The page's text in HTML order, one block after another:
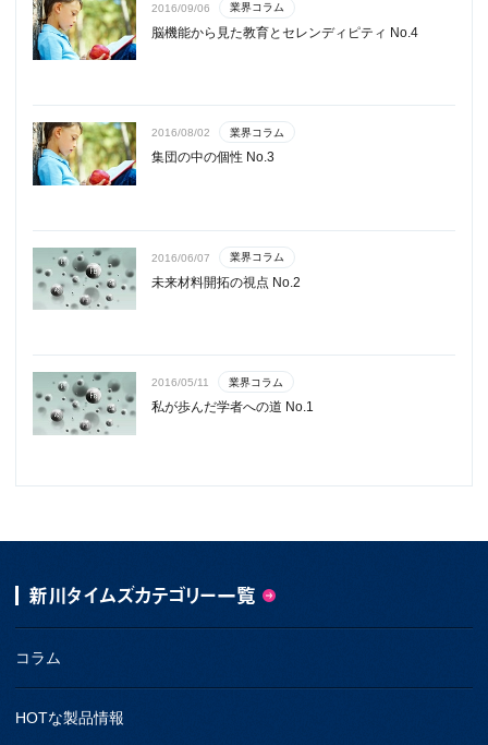
2016/09/06 業界コラム
脳機能から見た教育とセレンディピティ No.4
2016/08/02 業界コラム
集団の中の個性 No.3
2016/06/07 業界コラム
未来材料開拓の視点 No.2
2016/05/11 業界コラム
私が歩んだ学者への道 No.1
新川タイムズカテゴリー一覧
コラム
HOTな製品情報